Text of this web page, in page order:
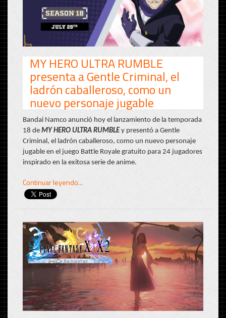
MY HERO ULTRA RUMBLE
presenta a Gentle Criminal, el
ladrón caballeroso, como un
nuevo personaje jugable
Bandai Namco anunció hoy el lanzamiento de la temporada
18 de MY HERO ULTRA RUMBLEy presentó a Gentle
Criminal, el ladrón caballeroso, como un nuevo personaje
jugable en el juego Battle Royale gratuito para 24 jugadores
inspirado en la exitosa serie de anime.
Continuar leyendo...